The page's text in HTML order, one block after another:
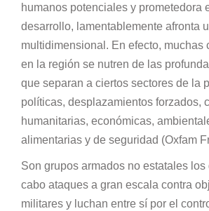
humanos potenciales y prometedora
desarrollo, lamentablemente afronta
multidimensional. En efecto, muchas
en la región se nutren de las
que separan a ciertos sectores de la
políticas, desplazamientos forzados,
humanitarias, económicas,
alimentarias y de seguridad (Oxfam
Son grupos armados no estatales los
cabo ataques a gran escala contra
militares y luchan entre sí por el